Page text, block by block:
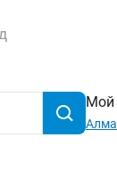
Мой